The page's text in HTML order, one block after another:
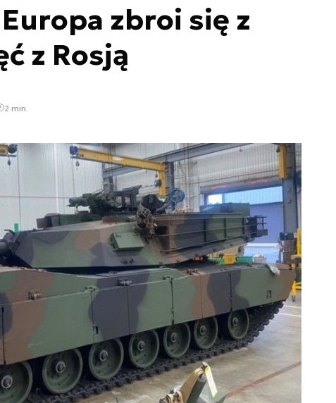
zbroi się z
z Rosją
2 min.